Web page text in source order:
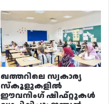
ഖത്തറിലെ സ്വകാര്യ
സ്കൂളുകളിൽ
ഈവനിംഗ് ഷിഫ്റ്റുകൾ